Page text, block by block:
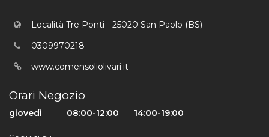
Località Tre Ponti - 25020 San Paolo (BS)
0309970218
www.comensoliolivari.it
Orari Negozio
giovedì 08:00-12:00 14:00-19:00